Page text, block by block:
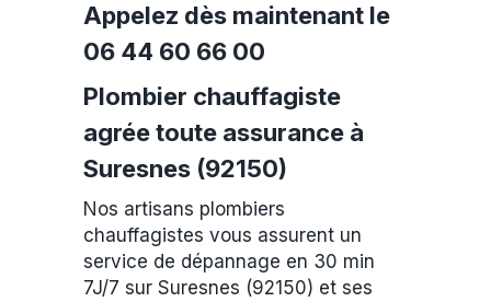
Appelez dès maintenant le
06 44 60 66 00
Plombier chauffagiste
agrée toute assurance à
Suresnes (92150)
Nos artisans plombiers
chauffagistes vous assurent un
service de dépannage en 30 min
7J/7 sur Suresnes (92150) et ses